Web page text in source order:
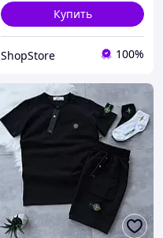
Купить
ShopStore 100%